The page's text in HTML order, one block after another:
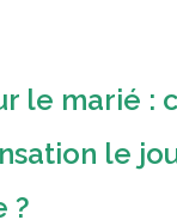
le marié :
le
?